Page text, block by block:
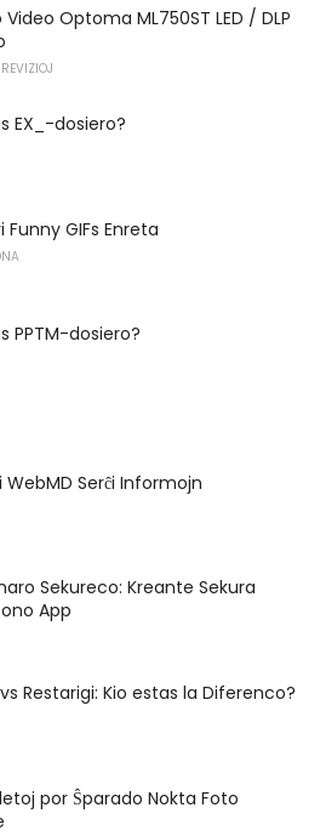
Optoma ML750ST LED / DLP
EX_-dosiero?
Funny GIFs Enreta
PPTM-dosiero?
WebMD Serĉi Informojn
Sekureco: Kreante Sekura
App
Restarigi: Kio estas la Diferenco?
por Ŝparado Nokta Foto